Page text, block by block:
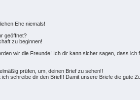
Ehe niemals!
geöffnet?
zu beginnen!
wir die Freunde! Ich dir kann sicher sagen, dass ich
prüfen, um, deinen Brief zu sehen!!
schreibe dir den Brief!! Damit unsere Briefe die gute